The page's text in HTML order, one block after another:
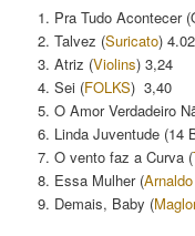
1. Pra Tudo Acontecer
2. Talvez (Suricato) 4.02
3. Atriz (Violins) 3,24
4. Sei (FOLKS) 3,40
5. O Amor Verdadeiro
6. Linda Juventude (14
7. O vento faz a Curva (
8. Essa Mulher (
9. Demais, Baby (